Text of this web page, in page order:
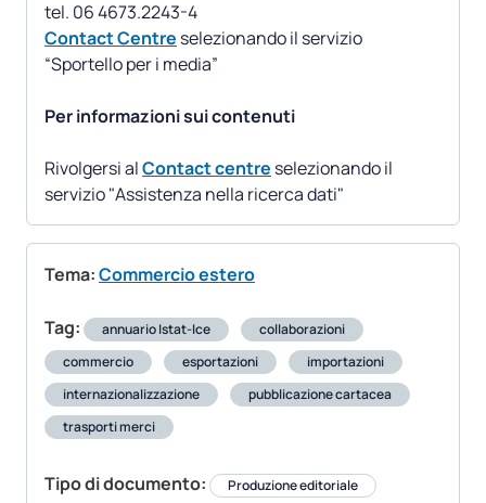
Contact Centre selezionando il servizio
“Sportello per i media”
Per informazioni sui contenuti
Rivolgersi alContact centre selezionando il
servizio "Assistenza nella ricerca dati"
Tema:Commercio estero
Tag: annuario Istat-Ice
collaborazioni
commercio
esportazioni
importazioni
internazionalizzazione
pubblicazione cartacea
trasporti merci
Tipo di documento: Produzione editoriale